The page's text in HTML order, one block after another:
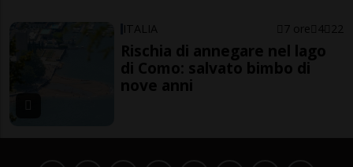
ITALIA 7 ore 4 22
Rischia di annegare nel lago
di Como: salvato bimbo di
nove anni